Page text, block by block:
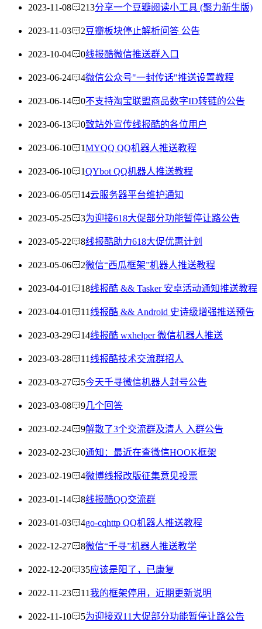
2023-11-08 213分享一个豆瓣阅读小工具 (聚力新生版)
2023-11-03 2豆瓣板块停止解析问答 公告
2023-10-04 0线报酷微信推送群入口
2023-06-24 4微信公众号"一封传话"推送设置教程
2023-06-14 0不支持淘宝联盟商品数字ID转链的公告
2023-06-13 0致站外宣传线报酷的各位用户
2023-06-10 1MYQQ QQ机器人推送教程
2023-06-10 1QYbot QQ机器人推送教程
2023-06-05 14云服务器平台维护通知
2023-05-25 3为迎接618大促部分功能暂停让路公告
2023-05-22 8线报酷助力618大促优惠计划
2023-05-06 2微信“西瓜框架”机器人推送教程
2023-04-01 18线报酷 && Tasker 安卓活动通知推送教程
2023-04-01 11线报酷 && Android 史诗级增强推送预告
2023-03-29 14线报酷 wxhelper 微信机器人推送
2023-03-28 11线报酷技术交流群招人
2023-03-27 5今天千寻微信机器人封号公告
2023-03-08 9几个回答
2023-02-24 9解散了3个交流群及清人 入群公告
2023-02-23 0通知：最近在查微信HOOK框架
2023-02-19 4微博线报改版征集意见投票
2023-01-14 8线报酷QQ交流群
2023-01-03 4go-cqhttp QQ机器人推送教程
2022-12-27 8微信“千寻”机器人推送教学
2022-12-20 35应该是阳了，已康复
2022-11-23 11我的框架停用，近期更新说明
2022-11-10 5为迎接双11大促部分功能暂停让路公告